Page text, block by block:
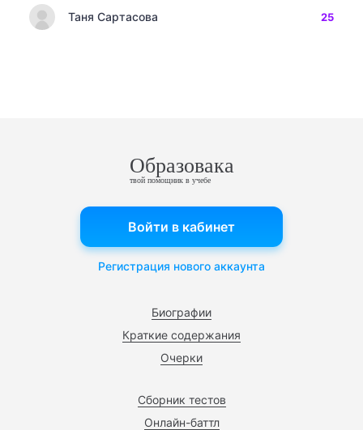
Таня Сартасова 25
Образовака
твой помощник в учебе
Биографии
Краткие содержания
Очерки
Сборник тестов
Онлайн-баттл
Войти в кабинет
Регистрация нового аккаунта